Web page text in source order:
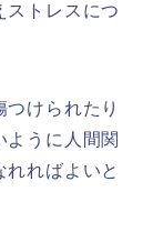
ストレスにつ
つけられたり
ように人間関
ればよいと